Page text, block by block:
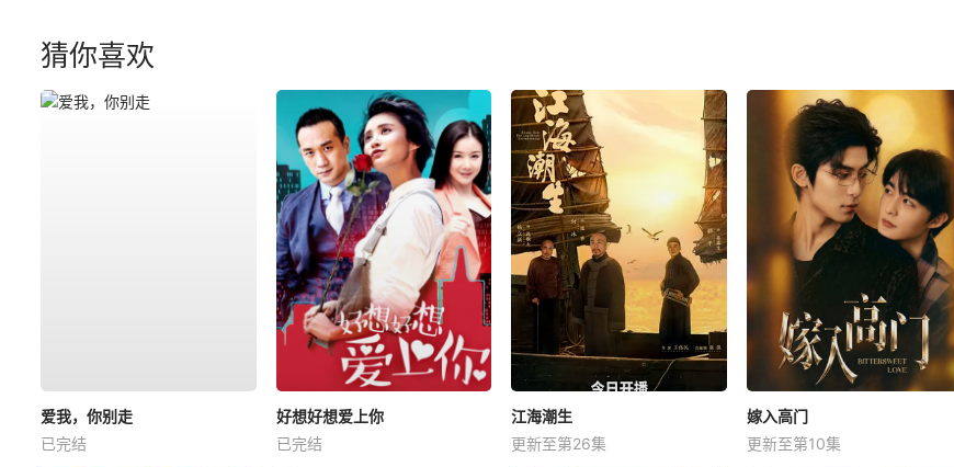
猜你喜欢
爱我，你别走
已完结
好想好想爱上你
已完结
江海潮生
更新至第26集
嫁入高门
更新至第10集